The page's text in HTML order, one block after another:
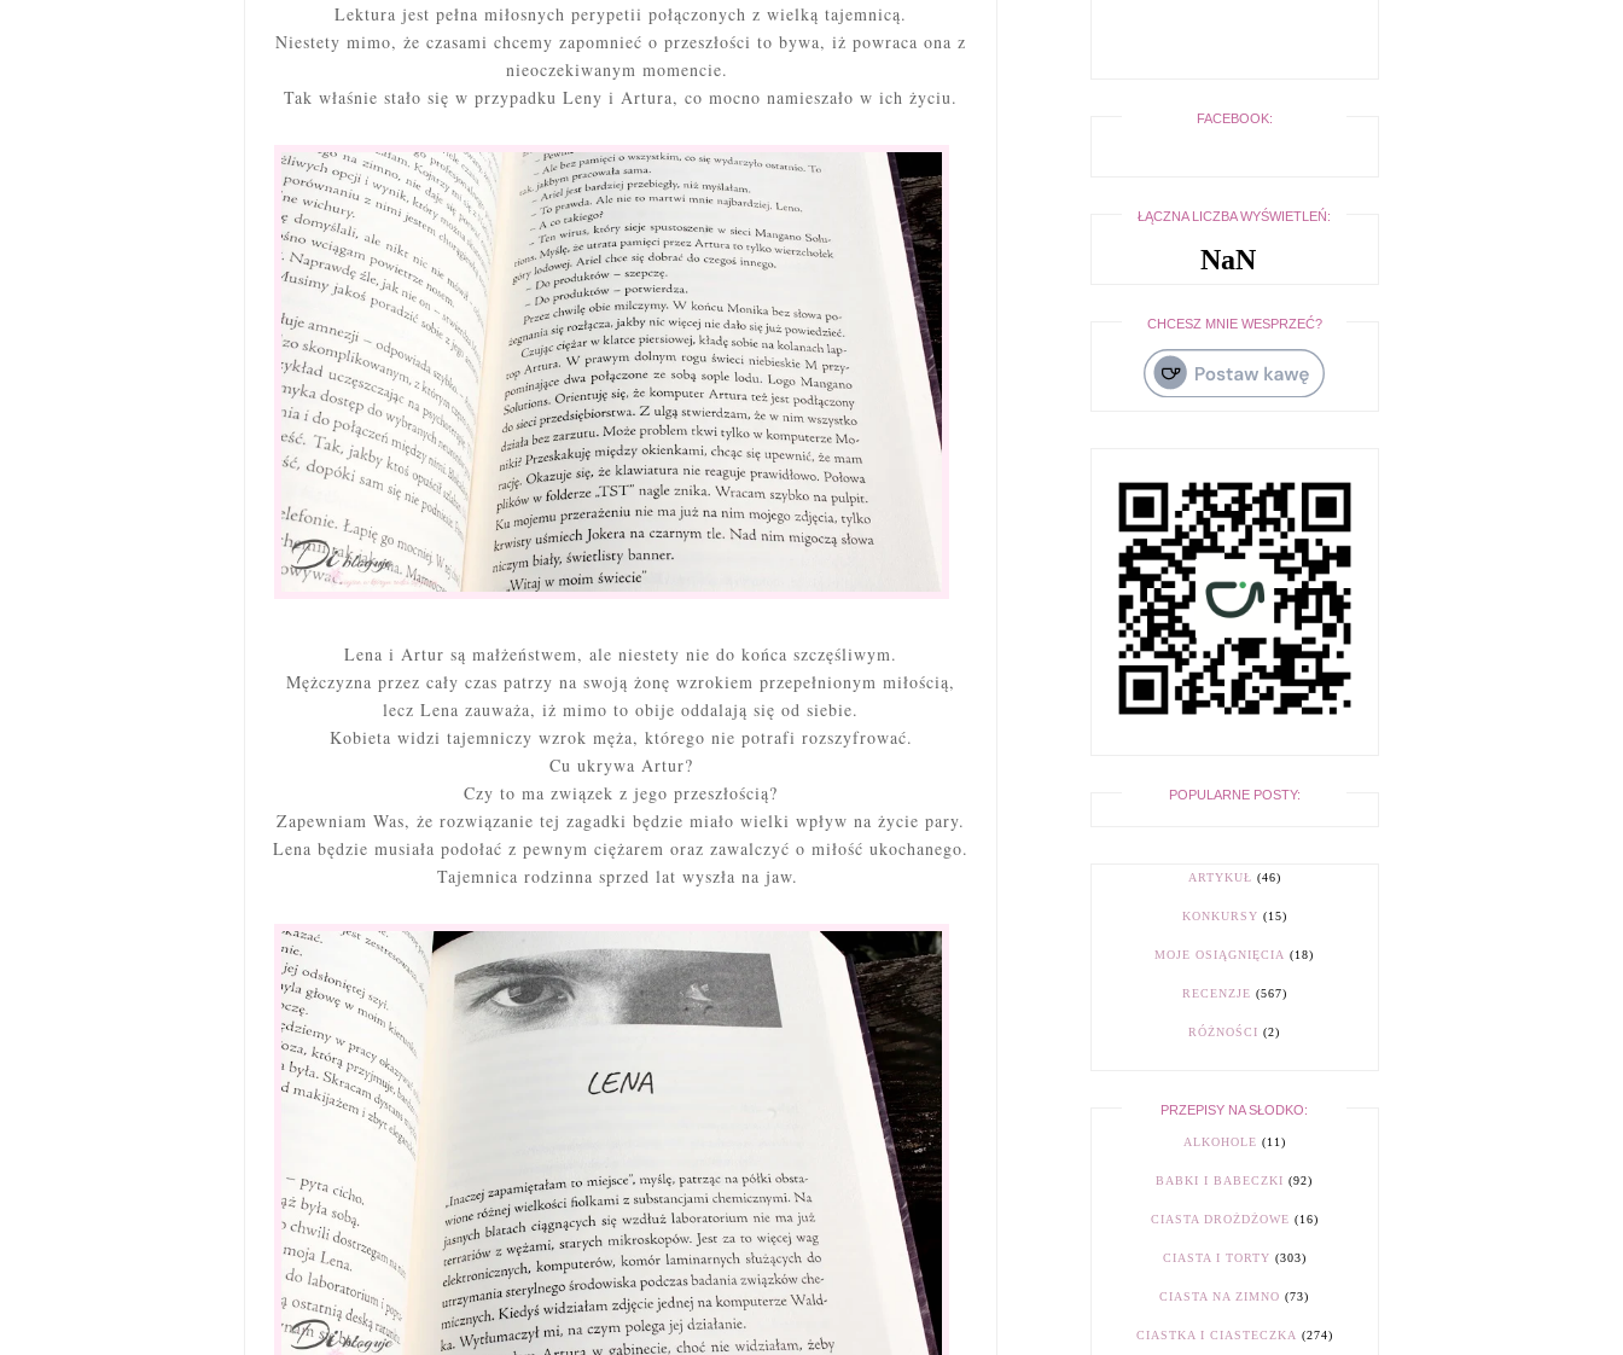
Lektura jest pełna miłosnych perypetii połączonych z wielką tajemnicą.
Niestety mimo, że czasami chcemy zapomnieć o przeszłości to bywa, iż powraca ona z
nieoczekiwanym momencie.
Tak właśnie stało się w przypadku Leny i Artura, co mocno namieszało w ich życiu.
Lena i Artur są małżeństwem, ale niestety nie do końca szczęśliwym.
Mężczyzna przez cały czas patrzy na swoją żonę wzrokiem przepełnionym miłością,
lecz Lena zauważa, iż mimo to obije oddalają się od siebie.
Kobieta widzi tajemniczy wzrok męża, którego nie potrafi rozszyfrować.
Cu ukrywa Artur?
Czy to ma związek z jego przeszłością?
Zapewniam Was, że rozwiązanie tej zagadki będzie miało wielki wpływ na życie pary.
Lena będzie musiała podołać z pewnym ciężarem oraz zawalczyć o miłość ukochanego.
Tajemnica rodzinna sprzed lat wyszła na jaw.
FACEBOOK:
ŁĄCZNA LICZBA WYŚWIETLEŃ:
NaN
CHCESZ MNIE WESPRZEĆ?
POPULARNE POSTY:
ARTYKUŁ (46)
KONKURSY (15)
MOJE OSIĄGNIĘCIA (18)
RECENZJE (567)
RÓŻNOŚCI (2)
PRZEPISY NA SŁODKO:
ALKOHOLE (11)
BABKI I BABECZKI (92)
CIASTA DROŻDŻOWE (16)
CIASTA I TORTY (303)
CIASTA NA ZIMNO (73)
CIASTKA I CIASTECZKA (274)